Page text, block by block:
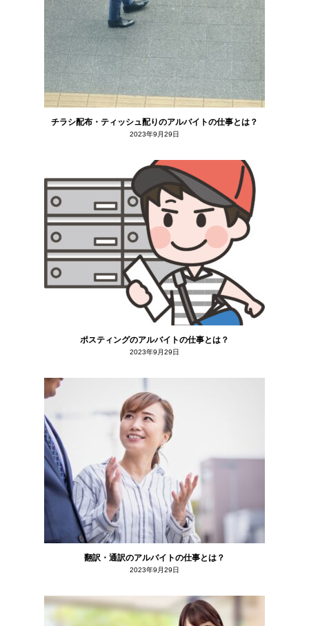
チラシ配布・ティッシュ配りのアルバイトの仕事とは？
2023年9月29日
ポスティングのアルバイトの仕事とは？
2023年9月29日
翻訳・通訳のアルバイトの仕事とは？
2023年9月29日